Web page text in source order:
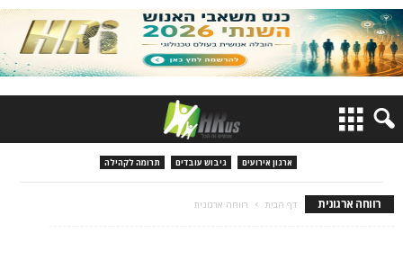
ארגון אירועים גיבוש עובדים תרומה לקהילה
רווחה ארגונית דף הבית רווחה ארגונית